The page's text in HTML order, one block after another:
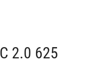
2.0 625